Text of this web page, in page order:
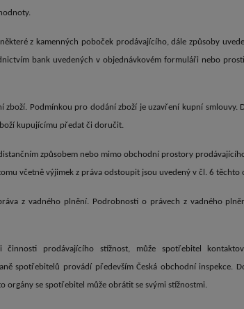
z kamenných poboček prodávajícího, dále způsoby
bank uvedených v objednávkovém formuláři nebo
Podmínkou pro dodání zboží je uzavření kupní smlouvy.
kupujícímu předat či doručit.
způsobem nebo mimo obchodní prostory
včetně výjimek z práva odstoupit jsou uvedený v čl. 6
z vadného plnění. Podrobnosti o právech z vadného
prodávajícího stížnost, může spotřebitel
spotřebitelů provádí především Česká obchodní inspekce.
se spotřebitel může obrátit se svými stížnostmi.